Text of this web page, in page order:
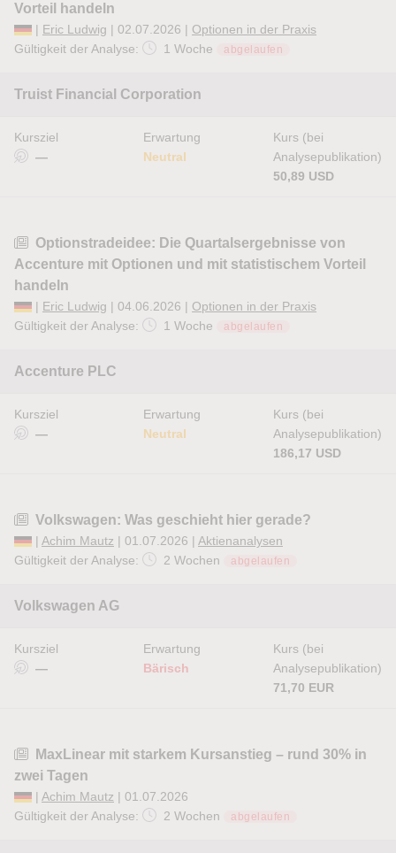
Vorteil handeln
| Eric Ludwig | 02.07.2026 | Optionen in der Praxis
Gültigkeit der Analyse:
1 Woche abgelaufen
Truist Financial Corporation
Kursziel
—
Erwartung
Neutral
Kurs (bei
Analysepublikation)
50,89 USD
Optionstradeidee: Die Quartalsergebnisse von
Accenture mit Optionen und mit statistischem Vorteil
handeln
| Eric Ludwig | 04.06.2026 | Optionen in der Praxis
Gültigkeit der Analyse:
1 Woche abgelaufen
Accenture PLC
Kursziel
—
Erwartung
Neutral
Kurs (bei
Analysepublikation)
186,17 USD
Volkswagen: Was geschieht hier gerade?
| Achim Mautz | 01.07.2026 | Aktienanalysen
Gültigkeit der Analyse:
2 Wochen abgelaufen
Volkswagen AG
Kursziel
—
Erwartung
Bärisch
Kurs (bei
Analysepublikation)
71,70 EUR
MaxLinear mit starkem Kursanstieg – rund 30% in
zwei Tagen
| Achim Mautz | 01.07.2026
Gültigkeit der Analyse:
2 Wochen abgelaufen